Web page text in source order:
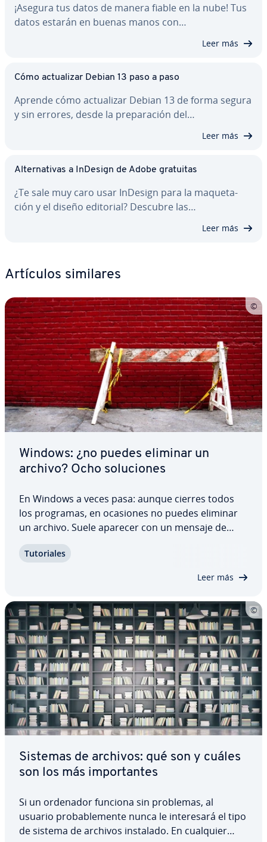
¡Asegura tus datos de manera fiable en la nube! Tus
datos estarán en buenas manos con…
Leer más
Cómo ac­tua­li­zar Debian 13 paso a paso
Aprende cómo ac­tua­li­zar Debian 13 de forma segura
y sin errores, desde la pre­pa­ra­ción del…
Leer más
Al­te­r­na­ti­vas a InDesign de Adobe gratuitas
¿Te sale muy caro usar InDesign para la ma­que­ta­
ción y el diseño editorial? Descubre las…
Leer más
Artículos similares
Windows: ¿no puedes eliminar un
archivo? Ocho so­lu­cio­nes
En Windows a veces pasa: aunque cierres todos
los programas, en ocasiones no puedes eliminar
un archivo. Suele aparecer con un mensaje de
o “El archivo está en uso”, lo que a menudo te
Tu­to­ria­les
Leer más
Sistemas de archivos: qué son y cuáles
son los más im­po­r­ta­n­tes
Si un ordenador funciona sin problemas, al
usuario pro­ba­ble­me­n­te nunca le in­te­re­sa­rá el tipo
de sistema de archivos instalado. En cualquier